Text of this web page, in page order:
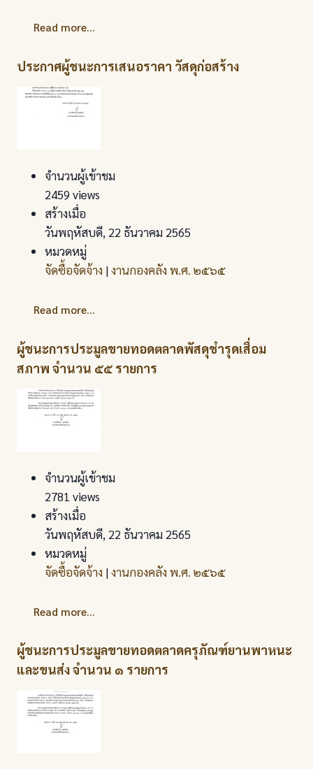
Read more...
ประกาศผู้ชนะการเสนอราคา วัสดุก่อสร้าง
จำนวนผู้เข้าชม
2459 views
สร้างเมื่อ
วันพฤหัสบดี, 22 ธันวาคม 2565
หมวดหมู่
จัดซื้อจัดจ้าง |งานกองคลัง พ.ศ. ๒๕๖๕
Read more...
ผู้ชนะการประมูลขายทอดตลาดพัสดุชำรุดเสื่อม
สภาพ จำนวน ๕๕ รายการ
จำนวนผู้เข้าชม
2781 views
สร้างเมื่อ
วันพฤหัสบดี, 22 ธันวาคม 2565
หมวดหมู่
จัดซื้อจัดจ้าง |งานกองคลัง พ.ศ. ๒๕๖๕
Read more...
ผู้ชนะการประมูลขายทอดตลาดครุภัณฑ์ยานพาหนะ
และขนส่ง จำนวน ๑ รายการ